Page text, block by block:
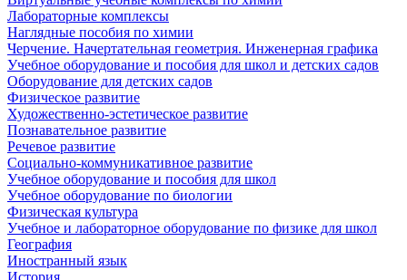
Лабораторные комплексы
Наглядные пособия по химии
Черчение. Начертательная геометрия. Инженерная графика
Учебное оборудование и пособия для школ и детских садов
Оборудование для детских садов
Физическое развитие
Художественно-эстетическое развитие
Познавательное развитие
Речевое развитие
Социально-коммуникативное развитие
Учебное оборудование и пособия для школ
Учебное оборудование по биологии
Физическая культура
Учебное и лабораторное оборудование по физике для школ
География
Иностранный язык
История